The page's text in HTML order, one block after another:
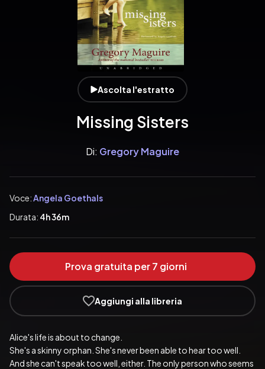
Ascolta l'estratto
Missing Sisters
Di: Gregory Maguire
Voce:Angela Goethals
Durata: 4h 36m
Prova gratuita per 7 giorni
Aggiungi alla libreria
She's a skinny orphan. She's never been able to hear too well.
And she can't speak too well, either. The only person who seems